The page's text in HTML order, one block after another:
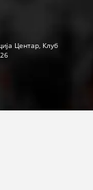
Центар, Клуб